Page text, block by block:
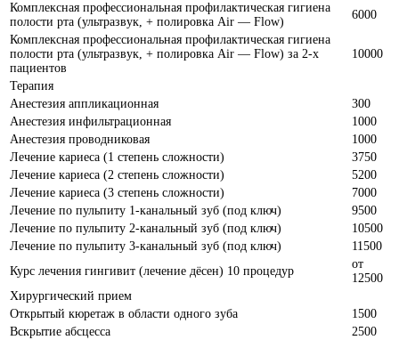
Комплексная профессиональная профилактическая гигиена
полости рта (ультразвук, + полировка Air — Flow)
6000
Комплексная профессиональная профилактическая гигиена
полости рта (ультразвук, + полировка Air — Flow) за 2-х
пациентов
10000
Терапия
Анестезия аппликационная
300
Анестезия инфильтрационная
1000
Анестезия проводниковая
1000
Лечение кариеса (1 степень сложности)
3750
Лечение кариеса (2 степень сложности)
5200
Лечение кариеса (3 степень сложности)
7000
Лечение по пульпиту 1-канальный зуб (под ключ)
9500
Лечение по пульпиту 2-канальный зуб (под ключ)
10500
Лечение по пульпиту 3-канальный зуб (под ключ)
11500
Курс лечения гингивит (лечение дёсен) 10 процедур
от
12500
Хирургический прием
Открытый кюретаж в области одного зуба
1500
Вскрытие абсцесса
2500